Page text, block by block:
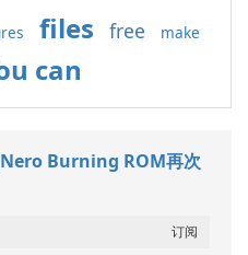
files free make
can
Burning ROM再次